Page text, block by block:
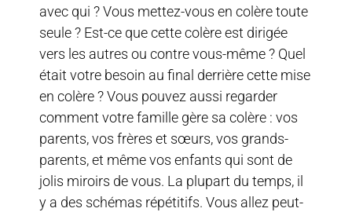
avec qui ? Vous mettez-vous en colère toute
seule ? Est-ce que cette colère est dirigée
vers les autres ou contre vous-même ? Quel
était votre besoin au final derrière cette mise
en colère ? Vous pouvez aussi regarder
comment votre famille gère sa colère : vos
parents, vos frères et sœurs, vos grands-
parents, et même vos enfants qui sont de
jolis miroirs de vous. La plupart du temps, il
y a des schémas répétitifs. Vous allez peut-